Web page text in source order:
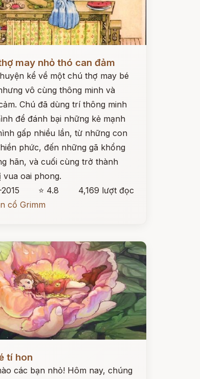
may nhỏ thó can đảm
kể về một chú thợ may bé
vô cùng thông minh và
Chú đã dùng trí thông minh
để đánh bại những kẻ mạnh
gấp nhiều lần, từ những con
phức, đến những gã khổng
hãn, và cuối cùng trở thành
vua oai phong.
⭐ 4.8
4,169 lượt đọc
cổ Grimm
tí hon
các bạn nhỏ! Hôm nay, chúng